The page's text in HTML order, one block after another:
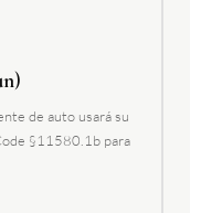
de auto usará su
§11580.1b para